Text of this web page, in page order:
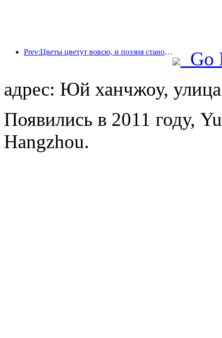
Prev:Цветы цветут вовсю, и поэзия становится все более популярной: грандиозное открытие фестиваля богини цветов Тэн-Ли!
Go
адрес: Юй ханчжоу,
Появились в 2011 году,
Hangzhou.